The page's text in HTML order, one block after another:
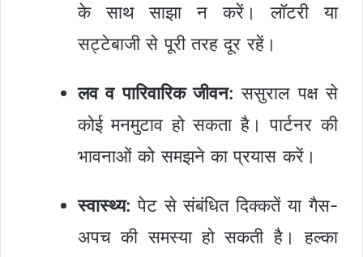
के साथ साझा न करें। लॉटरी या
सट्टेबाजी से पूरी तरह दूर रहें।
लव व पारिवारिक जीवन: ससुराल पक्ष से
कोई मनमुटाव हो सकता है। पार्टनर की
भावनाओं को समझने का प्रयास करें।
स्वास्थ्य: पेट से संबंधित दिक्कतें या गैस-
अपच की समस्या हो सकती है। हल्का